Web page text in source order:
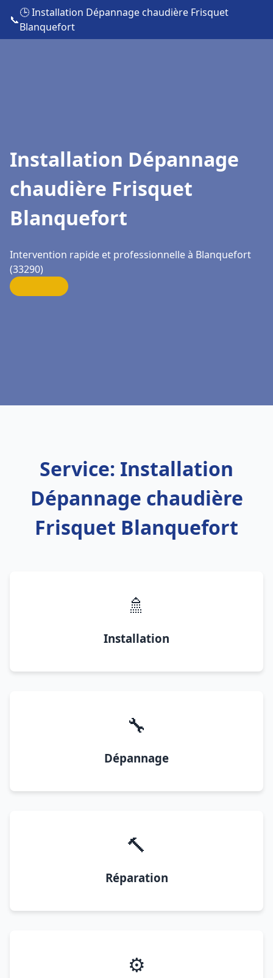
📞
🕒 Installation Dépannage chaudière Frisquet
Blanquefort
Installation Dépannage
chaudière Frisquet
Blanquefort
Intervention rapide et professionnelle à Blanquefort
(33290)
Service: Installation
Dépannage chaudière
Frisquet Blanquefort
🚿
Installation
🔧
Dépannage
🔨
Réparation
⚙️